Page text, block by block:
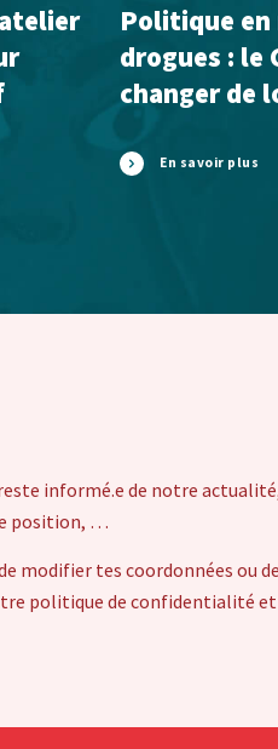
Politique
drogues : le
changer de
En savoir plus
informé.e de notre
position, …
modifier tes coordonnées ou de
politique de confidentialité et